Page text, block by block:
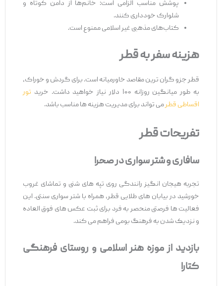
پوشش مناسب الزامی است: خانم‌ها از دامن کوتاه و
شلوارک خودداری کنند.
کتاب‌های مذهبی غیر اسلامی ممنوع است.
هزینه سفر به قطر
قطر جزو گران‌ ترین مقاصد خاورمیانه است. برای گردش و خوراک،
به ‌طور میانگین روزانه ۱۰۰ دلار نیاز خواهید داشت. خرید
تور
اقساطی قطرمی‌ تواند برای مدیریت هزینه ‌ها مناسب باشد.
تفریحات قطر
سافاری و شترسواری در صحرا
تجربه هیجان ‌انگیز رانندگی روی تپه‌ های شنی و تماشای غروب
خورشید در بیابان ‌های طلایی قطر، همراه با شتر سواری سنتی. این
فعالیت ‌ها فرصتی منحصر به ‌فرد برای ثبت عکس‌ های فوق ‌العاده
و نزدیک شدن به فرهنگ بومی فراهم می ‌کند.
بازدید از موزه هنر اسلامی و روستای فرهنگی
کتارا